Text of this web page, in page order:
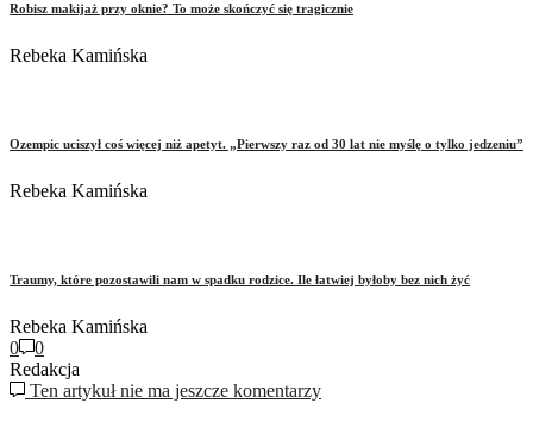
Robisz makijaż przy oknie? To może skończyć się tragicznie
Rebeka Kamińska
Ozempic uciszył coś więcej niż apetyt. „Pierwszy raz od 30 lat nie myślę o tylko jedzeniu”
Rebeka Kamińska
Traumy, które pozostawili nam w spadku rodzice. Ile łatwiej byłoby bez nich żyć
Rebeka Kamińska
0
0
Redakcja
Ten artykuł nie ma jeszcze komentarzy